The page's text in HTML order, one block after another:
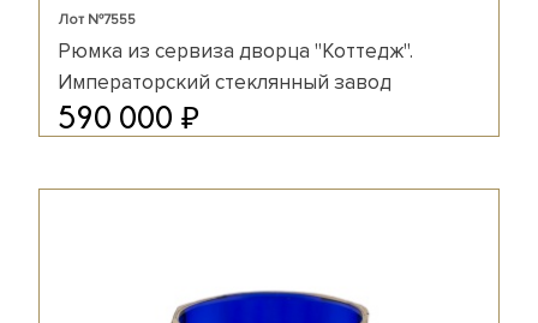
Лот №7555
Рюмка из сервиза дворца "Коттедж".
Императорский стеклянный завод
590 000 ₽